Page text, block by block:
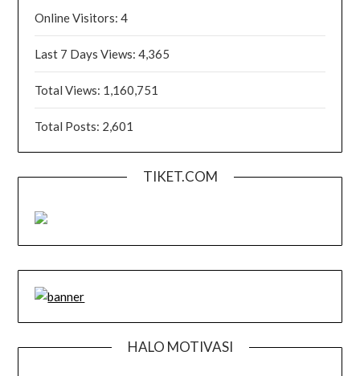
Online Visitors:4
Last 7 Days Views:4,365
Total Views: 1,160,751
Total Posts: 2,601
TIKET.COM
HALO MOTIVASI